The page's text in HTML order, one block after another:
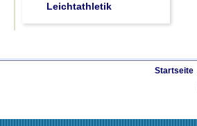
Leichtathletik
Startseite